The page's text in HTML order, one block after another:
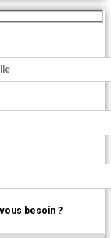
besoin ?